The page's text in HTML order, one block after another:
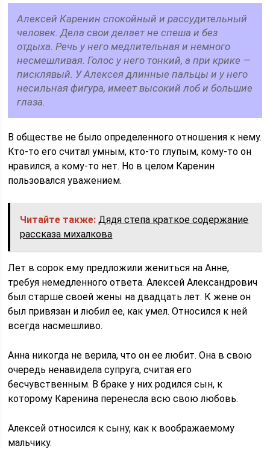
Алексей Каренин спокойный и рассудительный
человек. Дела свои делает не спеша и без
отдыха. Речь у него медлительная и немного
несмешливая. Голос у него тонкий, а при крике —
писклявый. У Алексея длинные пальцы и у него
несильная фигура, имеет высокий лоб и большие
глаза.
В обществе не было определенного отношения к нему.
Кто-то его считал умным, кто-то глупым, кому-то он
нравился, а кому-то нет. Но в целом Каренин
пользовался уважением.
Читайте также: Дядя степа краткое содержание
рассказа михалкова
Лет в сорок ему предложили жениться на Анне,
требуя немедленного ответа. Алексей Александрович
был старше своей жены на двадцать лет. К жене он
был привязан и любил ее, как умел. Относился к ней
всегда насмешливо.
Анна никогда не верила, что он ее любит. Она в свою
очередь ненавидела супруга, считая его
бесчувственным. В браке у них родился сын, к
которому Каренина перенесла всю свою любовь.
Алексей относился к сыну, как к воображаемому
мальчику.